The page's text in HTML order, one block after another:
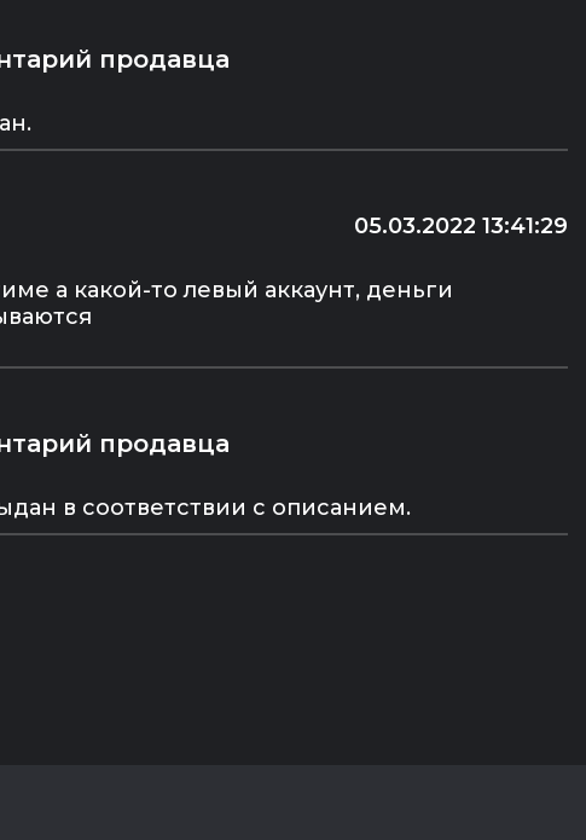
продавца
05.03.2022 13:41:29
а какой-то левый аккаунт, деньги
продавца
в соответствии с описанием.